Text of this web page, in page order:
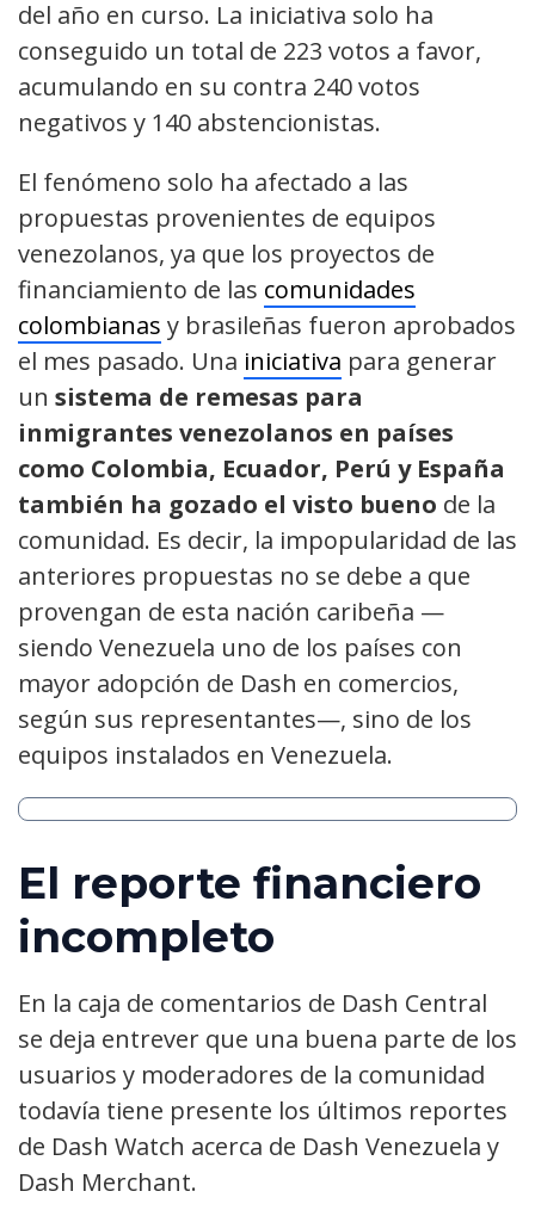
del año en curso. La iniciativa solo ha
conseguido un total de 223 votos a favor,
acumulando en su contra 240 votos
negativos y 140 abstencionistas.
El fenómeno solo ha afectado a las
propuestas provenientes de equipos
venezolanos, ya que los proyectos de
financiamiento de las comunidades
colombianas y brasileñas fueron aprobados
el mes pasado. Una iniciativa para generar
un sistema de remesas para
inmigrantes venezolanos en países
como Colombia, Ecuador, Perú y España
también ha gozado el visto bueno de la
comunidad. Es decir, la impopularidad de las
anteriores propuestas no se debe a que
provengan de esta nación caribeña —
siendo Venezuela uno de los países con
mayor adopción de Dash en comercios,
según sus representantes—, sino de los
equipos instalados en Venezuela.
El reporte financiero
incompleto
En la caja de comentarios de Dash Central
se deja entrever que una buena parte de los
usuarios y moderadores de la comunidad
todavía tiene presente los últimos reportes
de Dash Watch acerca de Dash Venezuela y
Dash Merchant.